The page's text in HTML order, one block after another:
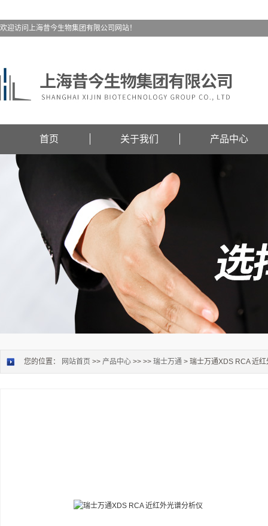
欢迎访问上海昔今生物集团有限公司网站！
首页 关于我们 产品中心
您的位置： 网站首页 >> 产品中心 >> >> 瑞士万通 > 瑞士万通XDS RCA 近